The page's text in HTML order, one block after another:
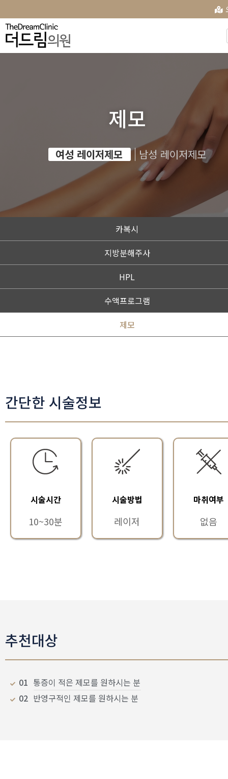
제모
여성 레이저제모 남성 레이저제모
카복시
지방분해주사
HPL
수액프로그램
제모
간단한 시술정보
시술시간
10~30분
시술방법
레이저
마취여부
없음
추천대상
01
02
통증이 적은 제모를 원하시는 분
반영구적인 제모를 원하시는 분